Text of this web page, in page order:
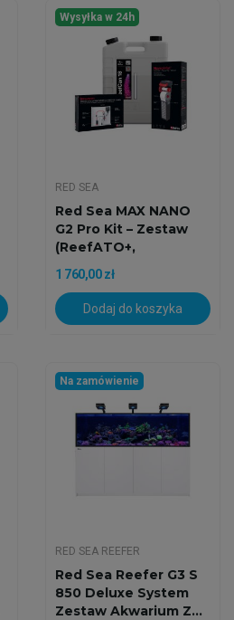
Wysyłka w 24h
RED SEA
Red Sea MAX NANO
G2 Pro Kit – Zestaw
(ReefATO+,
NanoMat,...
1 760,00 zł
Dodaj do koszyka
Na zamówienie
RED SEA REEFER
Red Sea Reefer G3 S
850 Deluxe System
Zestaw Akwarium Z...